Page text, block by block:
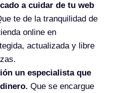
a cuidar de tu web
te de la tranquilidad de
online en
actualizada y libre
un especialista que
Que se encargue